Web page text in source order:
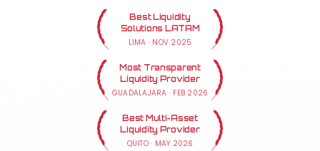
Best Liquidity
Solutions LATAM
LIMA · NOV 2025
Most Transparent
Liquidity Provider
GUADALAJARA · FEB 2026
Best Multi-Asset
Liquidity Provider
QUITO· MAY 2026